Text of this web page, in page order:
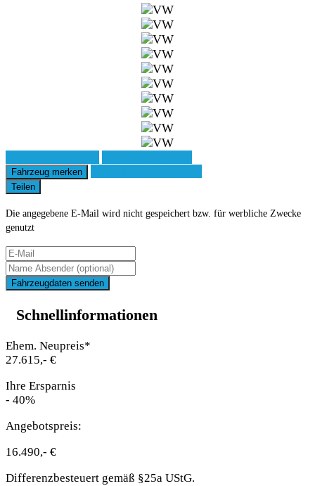
Fahrzeug merken
Teilen
Die angegebene E-Mail wird nicht gespeichert bzw. für werbliche Zwecke
genutzt
Fahrzeugdaten senden
Schnellinformationen
Ehem. Neupreis*
27.615,- €
Ihre Ersparnis
- 40%
Angebotspreis:
16.490,- €
Differenzbesteuert gemäß §25a UStG.